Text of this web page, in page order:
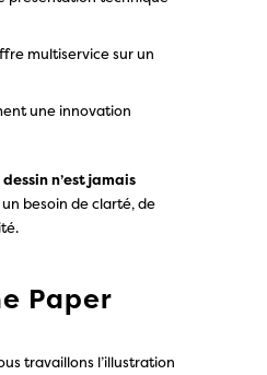
multiservice sur un
une innovation
n’est jamais
besoin de clarté, de
Paper
travaillons l’illustration